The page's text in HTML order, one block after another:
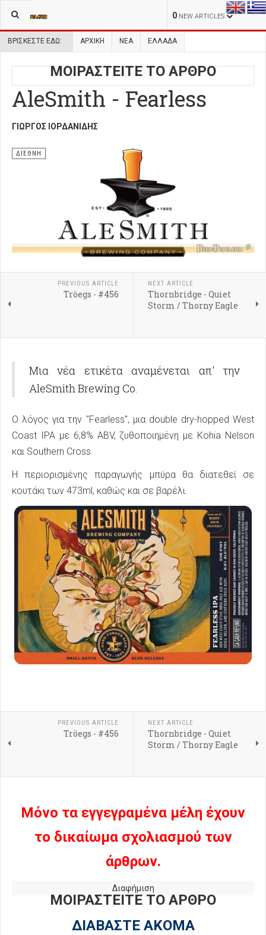
0 NEW ARTICLES
ΒΡΊΣΚΕΣΤΕ ΕΔΏ: ΑΡΧΙΚΉ ΝΕΑ ΕΛΛΑΔΑ
ΜΟΙΡΑΣΤΕΙΤΕ ΤΟ ΑΡΘΡΟ
AleSmith - Fearless
ΓΙΏΡΓΟΣ ΙΟΡΔΑΝΊΔΗΣ
ΔΙΕΘΝΗ
PREVIOUS ARTICLE
Tröegs - #456
NEXT ARTICLE
Thornbridge - Quiet
Storm / Thorny Eagle
Μια νέα ετικέτα αναμένεται απ' την
AleSmith Brewing Co.
Ο λόγος για την "Fearless", μια double dry-hopped West
Coast IPA με 6,8% ABV, ζυθοποιημένη με Kohia Nelson
και Southern Cross.
Η περιορισμένης παραγωγής μπύρα θα διατεθεί σε
κουτάκι των 473ml, καθώς και σε βαρέλι.
PREVIOUS ARTICLE
Tröegs - #456
NEXT ARTICLE
Thornbridge - Quiet
Storm / Thorny Eagle
Μόνο τα εγγεγραμένα μέλη έχουν
το δικαίωμα σχολιασμού των
άρθρων.
Διαφήμιση
ΜΟΙΡΑΣΤΕΙΤΕ ΤΟ ΑΡΘΡΟ
ΔΙΑΒΑΣΤΕ ΑΚΟΜΑ